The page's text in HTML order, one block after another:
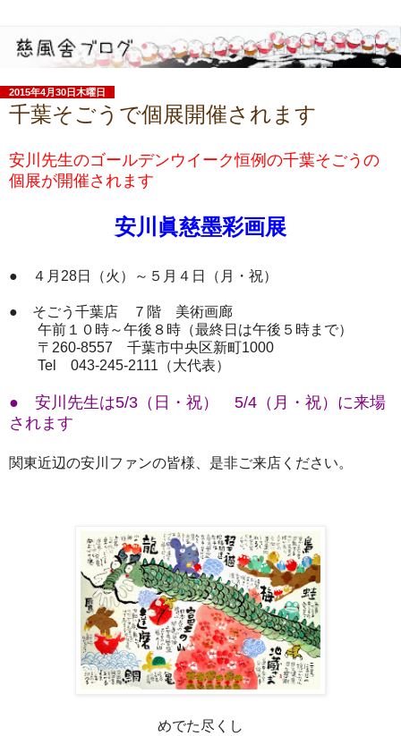
2015年4月30日木曜日
千葉そごうで個展開催されます
安川先生のゴールデンウイーク恒例の千葉そごうの
個展が開催されます
安川眞慈墨彩画展
● ４月28日（火）～５月４日（月・祝）
● そごう千葉店 ７階 美術画廊
午前１０時～午後８時（最終日は午後５時まで）
〒260-8557 千葉市中央区新町1000
Tel 043-245-2111（大代表）
● 安川先生は5/3（日・祝） 5/4（月・祝）に来場
されます
関東近辺の安川ファンの皆様、是非ご来店ください。
めでた尽くし